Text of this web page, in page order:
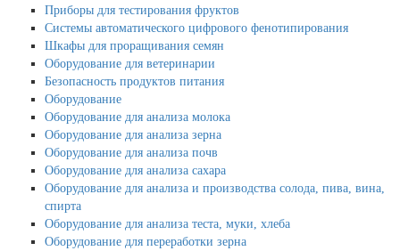
Приборы для тестирования фруктов
Системы автоматического цифрового фенотипирования
Шкафы для проращивания семян
Оборудование для ветеринарии
Безопасность продуктов питания
Оборудование
Оборудование для анализа молока
Оборудование для анализа зерна
Оборудование для анализа почв
Оборудование для анализа сахара
Оборудование для анализа и производства солода, пива, вина,
спирта
Оборудование для анализа теста, муки, хлеба
Оборудование для переработки зерна